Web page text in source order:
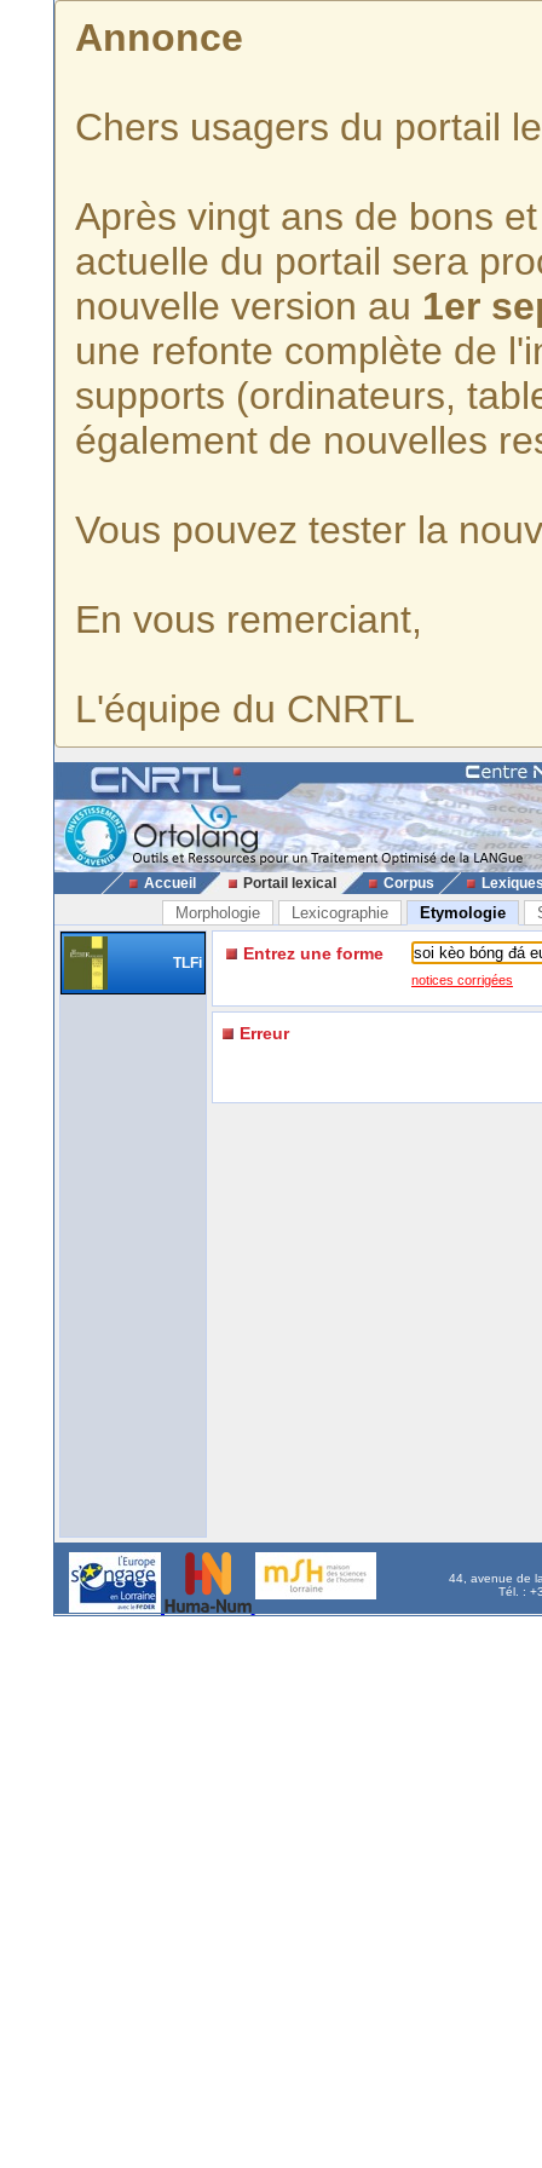
Annonce
Chers usagers du portail
Après vingt ans de bons
actuelle du portail sera
nouvelle version au 1er
une refonte complète de
supports (ordinateurs,
également de nouvelles
Vous pouvez tester la
En vous remerciant,
L'équipe du CNRTL
Accueil Portail lexical Corpus
Morphologie Lexicographie Etymologie
TLFi Entrez une forme
notices corrigées
Erreur
44, avenue de
Tél. :